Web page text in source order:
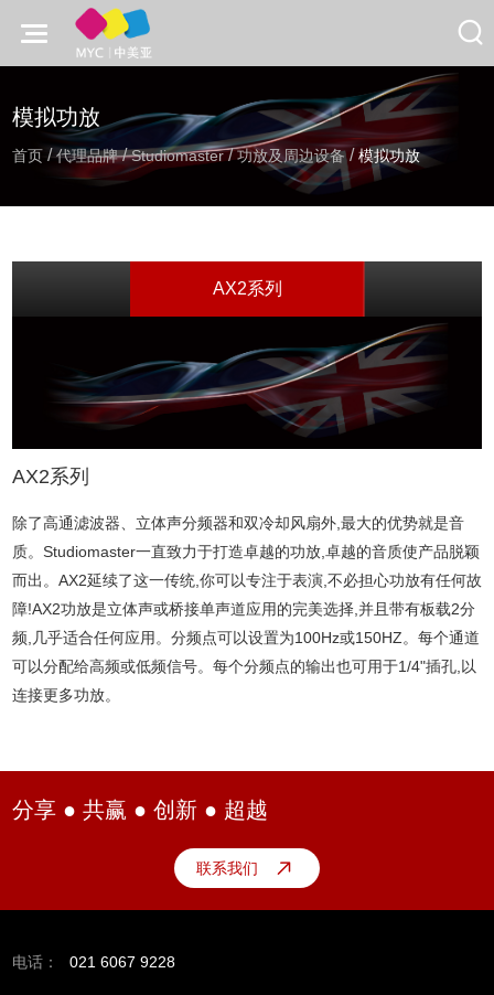
模拟功放
首页 /代理品牌/Studiomaster/功放及周边设备/模拟功放
AX2系列
AX2系列
除了高通滤波器、立体声分频器和双冷却风扇外,最大的优势就是音
质。Studiomaster一直致力于打造卓越的功放,卓越的音质使产品脱颖
而出。AX2延续了这一传统,你可以专注于表演,不必担心功放有任何故
障!AX2功放是立体声或桥接单声道应用的完美选择,并且带有板载2分
频,几乎适合任何应用。分频点可以设置为100Hz或150HZ。每个通道
可以分配给高频或低频信号。每个分频点的输出也可用于1/4"插孔,以
连接更多功放。
分享 ● 共赢 ● 创新 ● 超越
联系我们
电话： 021 6067 9228